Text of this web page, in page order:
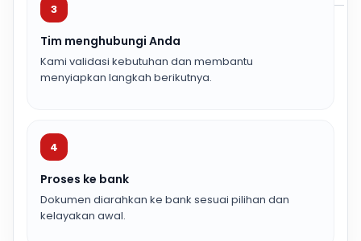
3
Tim menghubungi Anda
Kami validasi kebutuhan dan membantu
menyiapkan langkah berikutnya.
4
Proses ke bank
Dokumen diarahkan ke bank sesuai pilihan dan
kelayakan awal.